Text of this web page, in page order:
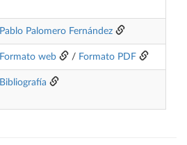
Pablo Palomero Fernández
Formato web / Formato PDF
Bibliografía